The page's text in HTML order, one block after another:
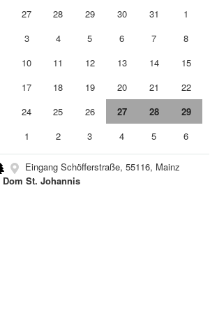
27 28 29 30 31
1
3 4 5 6 7
8
10 11 12 13 14
15
17 18 19 20 21
22
24 25 26 27 28
29
1 2 3 4 5 6
Eingang Schöfferstraße, 55116, Mainz
Dom St. Johannis